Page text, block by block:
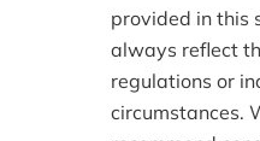
provided in this
always reflect
regulations or
circumstances.